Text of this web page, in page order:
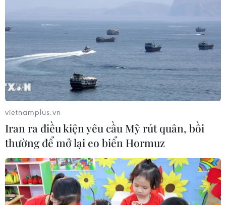
Effortless beauty: Khi làm đẹp không cần
phải gắng gượng
12/04/2023 03:59
vietnamplus.vn
Iran ra điều kiện yêu cầu Mỹ rút quân, bồi
thường để mở lại eo biển Hormuz